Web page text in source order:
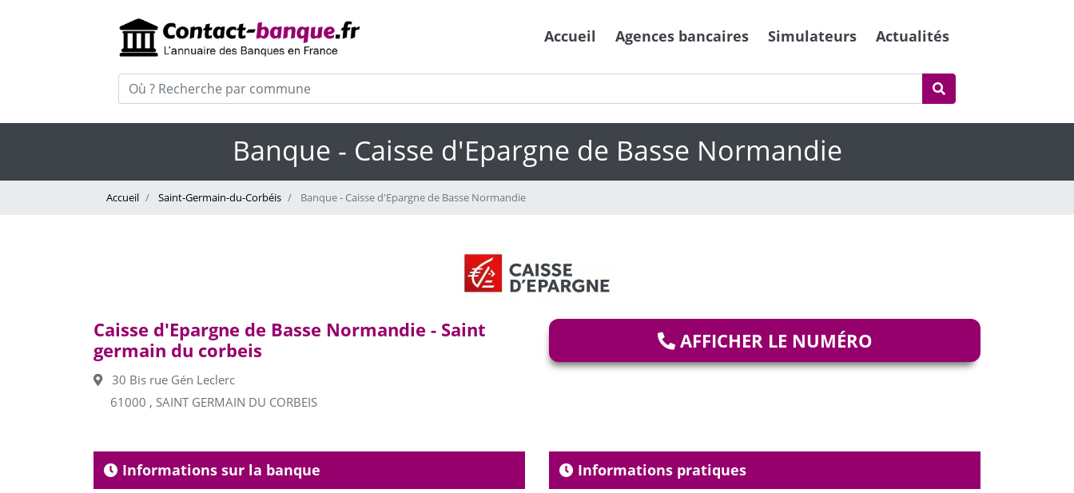
Accueil Agences bancaires Simulateurs Actualités
Banque - Caisse d'Epargne de Basse Normandie
Accueil Saint-Germain-du-Corbéis Banque - Caisse d'Epargne de Basse Normandie
Caisse d'Epargne de Basse Normandie - Saint
germain du corbeis
30 Bis rue Gén Leclerc
61000 , SAINT GERMAIN DU CORBEIS
AFFICHER LE NUMÉRO
Informations sur la banque Informations pratiques